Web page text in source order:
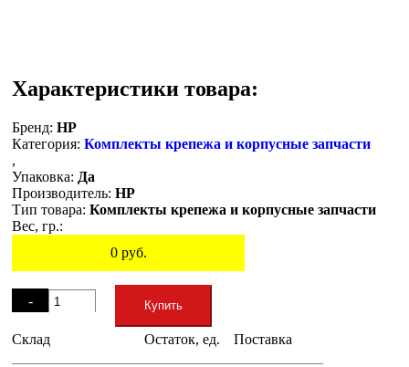
Характеристики товара:
Бренд: HP
Категория: Комплекты крепежа и корпусные запчасти
,
Упаковка: Да
Производитель: HP
Тип товара: Комплекты крепежа и корпусные запчасти
Вес, гр.:
0руб.
-
+
Купить
Склад Остаток, ед. Поставка